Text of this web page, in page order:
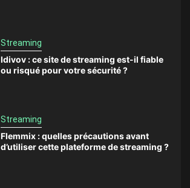
Streaming
Idivov : ce site de streaming est-il fiable
ou risqué pour votre sécurité ?
Streaming
Flemmix : quelles précautions avant
d’utiliser cette plateforme de streaming ?